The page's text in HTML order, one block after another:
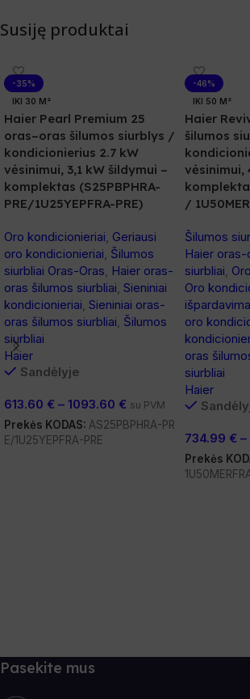
Susiję produktai
-35%
IKI 30 M²
Haier Pearl Premium 25
oras–oras šilumos siurblys /
kondicionierius 2.7 kW
vėsinimui, 3,1 kW šildymui –
komplektas (S25PBPHRA-
PRE/1U25YEPFRA-PRE)
Oro kondicionieriai Geriausi
oro kondicionieriai Šilumos
siurbliai Oras-Oras Haier oras-
oras šilumos siurbliai Sieniniai
kondicionieriai Sieniniai oras-
oras šilumos siurbliai Šilumos
siurbliai
Haier
Sandėlyje
613.60 € – 1093.60 € su PVM
Prekės KODAS: AS25PBPHRA-PR
E/1U25YEPFRA-PRE
-46%
IKI 50 M²
Haier
šilumos
vėsinimui,
/
Šilumos
Haier
siurbliai
Oro
oro
oras
siurbliai
Haier
734.99 € –
Prekės
Pasekite mus